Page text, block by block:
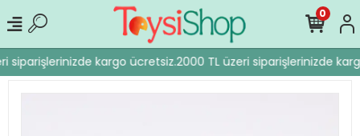
siparişlerinizde kargo ücretsiz.2000 TL üzeri siparişlerinizde
0